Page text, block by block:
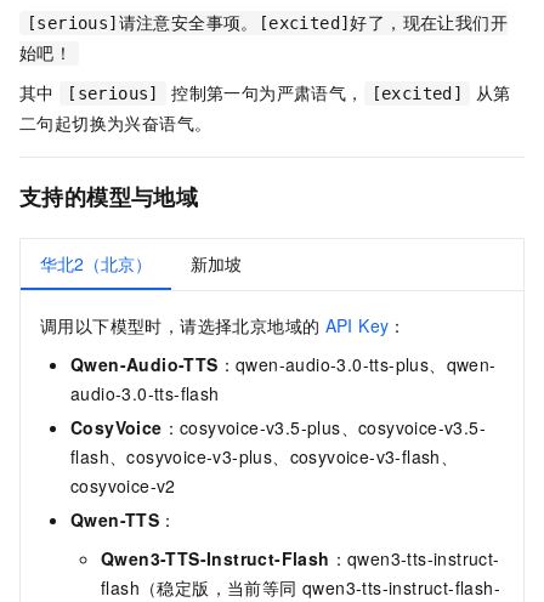
[serious]请注意安全事项。[excited]好了，现在让我们开
始吧！
其中 [serious] 控制第一句为严肃语气， [excited]
从第
二句起切换为兴奋语气。
支持的模型与地域
华北2（北京） 新加坡
调用以下模型时，请选择北京地域的 API Key ：
Qwen-Audio-TTS ：qwen-audio-3.0-tts-plus、qwen-
audio-3.0-tts-flash
CosyVoice ：cosyvoice-v3.5-plus、cosyvoice-v3.5-
flash、cosyvoice-v3-plus、cosyvoice-v3-flash、
cosyvoice-v2
Qwen-TTS ：
Qwen3-TTS-Instruct-Flash ：qwen3-tts-instruct-
flash（稳定版，当前等同 qwen3-tts-instruct-flash-